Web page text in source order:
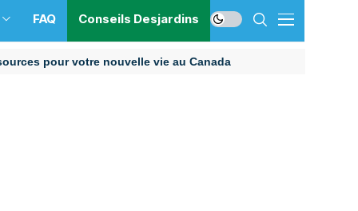
FAQ Conseils Desjardins
pour votre nouvelle vie au Canada